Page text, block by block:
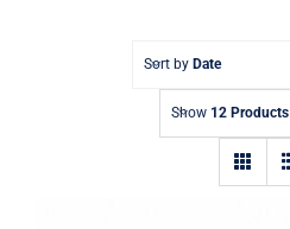
Sort by Date
Show 12 Products